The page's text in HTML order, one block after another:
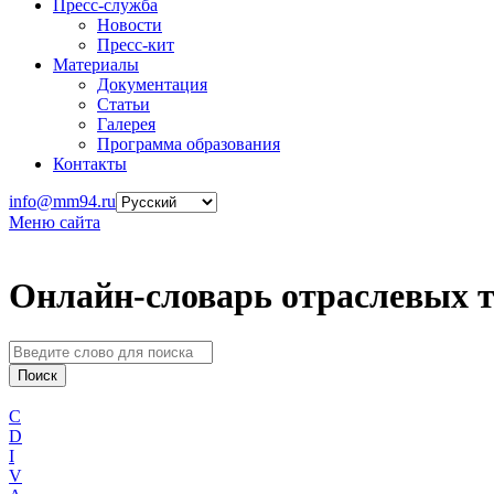
Пресс-служба
Новости
Пресс-кит
Материалы
Документация
Статьи
Галерея
Программа образования
Контакты
info@mm94.ru
Меню сайта
Онлайн-словарь отраслевых
C
D
I
V